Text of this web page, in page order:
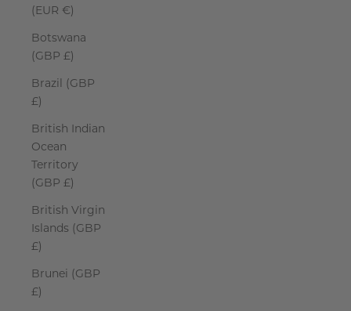
(EUR €)
Botswana
(GBP £)
Brazil (GBP
£)
British Indian
Ocean
Territory
(GBP £)
British Virgin
Islands (GBP
£)
Brunei (GBP
£)